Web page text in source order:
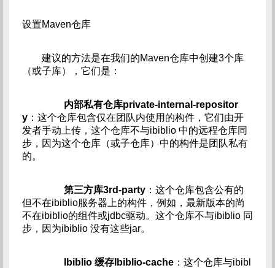
设置Maven仓库
建议的方法是在我们的Maven仓库中创建3个库
（或子库），它们是：
内部私有仓库private-internal-repositor
y：这个仓库包含仅在团队内使用的构件，它们由开
发者手动上传，这个仓库不与ibiblio 中的远程仓库同
步，因为这个仓库（或子仓库）中的构件是团队私有
的。
第三方库3rd-party：这个仓库包含公有的
但不在ibiblio服务器上的构件，例如，最新版本的尚
不在ibiblio的组件或jdbc驱动。这个仓库不与ibiblio 同
步，因为ibiblio 没有这些jar。
Ibiblio 缓存Ibiblio-cache：这个仓库与ibibl